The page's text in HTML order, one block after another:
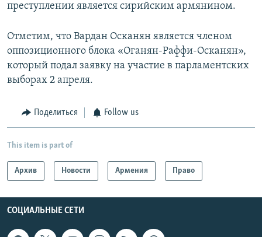
преступлении является сирийским армянином.
Отметим, что Вардан Осканян является членом
оппозиционного блока «Оганян-Раффи-Осканян»,
который подал заявку на участие в парламентских
выборах 2 апреля.
Поделиться Follow us
This item is part of
Архив Новости Армения Право
СОЦИАЛЬНЫЕ СЕТИ